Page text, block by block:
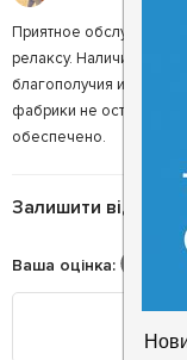
Приятное
релаксу. Наличие
благополучия и любви.
фабрики не оставит
обеспечено.
Залишити відгук
Ваша оцінка: